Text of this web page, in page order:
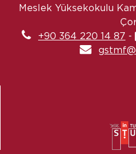
Meslek Yüksekokulu
+90 364 220 14 87 -